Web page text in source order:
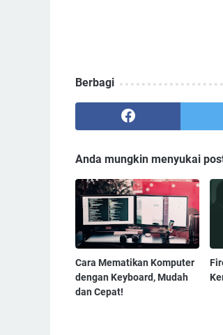
Berbagi
Anda mungkin menyukai
Cara Mematikan Komputer
dengan Keyboard, Mudah
dan Cepat!